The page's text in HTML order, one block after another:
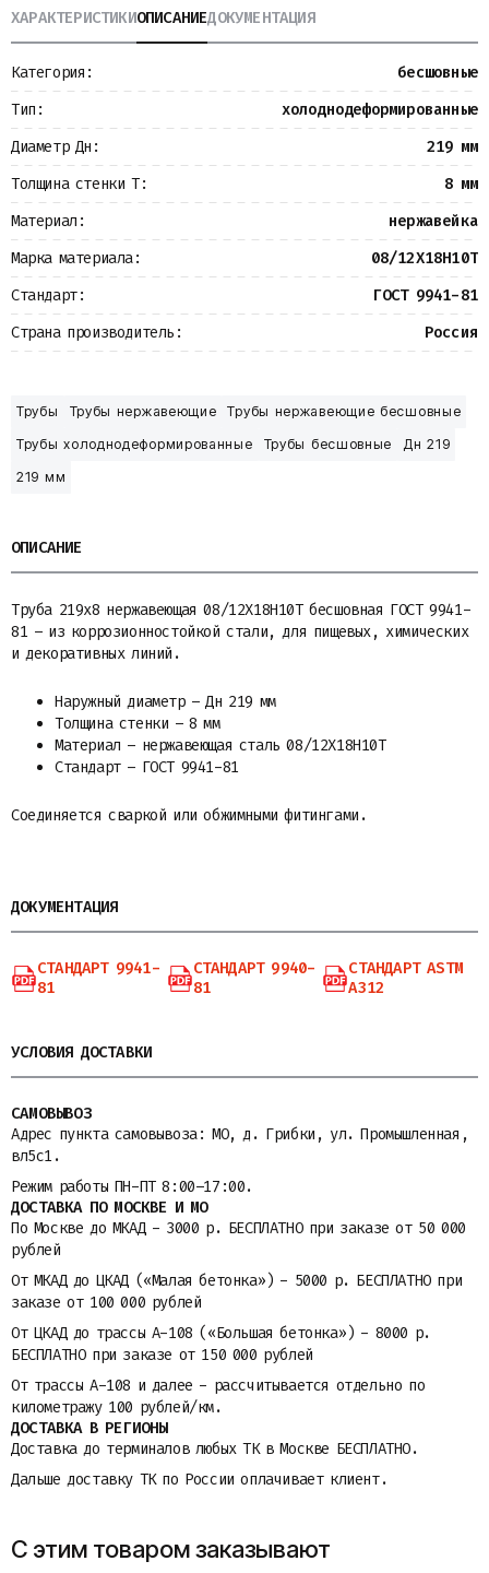
Металлопрокат
Измерительные приборы
Баки
Детали трубопроводов
Запорная арматура
ХАРАКТЕРИСТИКИОПИСАНИЕДОКУМЕНТАЦИЯ
Категория:
бесшовные
Тип:
холоднодеформированные
Диаметр Дн:
219 мм
Толщина стенки Т:
8 мм
Материал:
нержавейка
Марка материала:
08/12Х18Н10Т
Стандарт:
ГОСТ 9941-81
Страна производитель:
Россия
Трубы Трубы нержавеющие
Трубы нержавеющие бесшовные
Трубы холоднодеформированные
Трубы бесшовные
Дн 219
219 мм
ОПИСАНИЕ
Труба 219х8 нержавеющая 08/12Х18Н10Т бесшовная ГОСТ 9941-
81 – из коррозионностойкой стали, для пищевых, химических
и декоративных линий.
Наружный диаметр – Дн 219 мм
Толщина стенки – 8 мм
Материал – нержавеющая сталь 08/12Х18Н10Т
Стандарт – ГОСТ 9941-81
Соединяется сваркой или обжимными фитингами.
ДОКУМЕНТАЦИЯ
СТАНДАРТ 9941-
81
СТАНДАРТ 9940-
81
СТАНДАРТ ASTM
A312
УСЛОВИЯ ДОСТАВКИ
САМОВЫВОЗ
Адрес пункта самовывоза: МО, д. Грибки, ул. Промышленная,
вл5с1.
Режим работы ПН-ПТ 8:00–17:00.
ДОСТАВКА ПО МОСКВЕ И МО
По Москве до МКАД - 3000 р. БЕСПЛАТНО при заказе от 50 000
рублей
От МКАД до ЦКАД («Малая бетонка») - 5000 р. БЕСПЛАТНО при
заказе от 100 000 рублей
От ЦКАД до трассы A-108 («Большая бетонка») - 8000 р.
БЕСПЛАТНО при заказе от 150 000 рублей
От трассы A-108 и далее - рассчитывается отдельно по
километражу 100 рублей/км.
ДОСТАВКА В РЕГИОНЫ
Доставка до терминалов любых ТК в Москве БЕСПЛАТНО.
Дальше доставку ТК по России оплачивает клиент.
С этим товаром заказывают